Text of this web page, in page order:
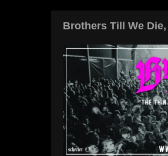
Brothers Till We